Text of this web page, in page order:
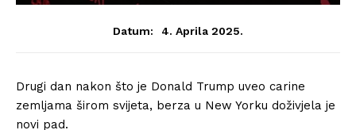
Datum: 4. Aprila 2025.
Drugi dan nakon što je Donald Trump uveo carine
zemljama širom svijeta, berza u New Yorku doživjela je
novi pad.